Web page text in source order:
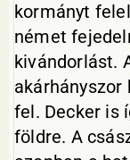
kormányt
német
kivándorlást.
fel. Decker is
földre. A